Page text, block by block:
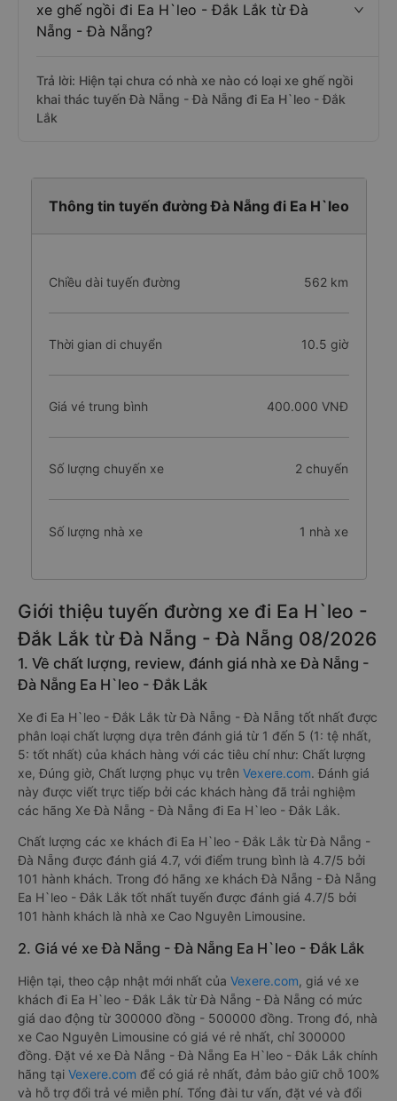
xe ghế ngồi đi Ea H`leo - Đắk Lắk từ Đà
Nẵng - Đà Nẵng?
Trả lời: Hiện tại chưa có nhà xe nào có loại xe ghế ngồi
khai thác tuyến Đà Nẵng - Đà Nẵng đi Ea H`leo - Đắk
Lắk
Thông tin tuyến đường Đà Nẵng đi Ea H`leo
Chiều dài tuyến đường 562 km
Thời gian di chuyển 10.5 giờ
Giá vé trung bình 400.000 VNĐ
Số lượng chuyến xe 2 chuyến
Số lượng nhà xe 1 nhà xe
Giới thiệu tuyến đường xe đi Ea H`leo -
Đắk Lắk từ Đà Nẵng - Đà Nẵng 08/2026
1. Về chất lượng, review, đánh giá nhà xe Đà Nẵng -
Đà Nẵng Ea H`leo - Đắk Lắk
Xe đi Ea H`leo - Đắk Lắk từ Đà Nẵng - Đà Nẵng tốt nhất được
phân loại chất lượng dựa trên đánh giá từ 1 đến 5 (1: tệ nhất,
5: tốt nhất) của khách hàng với các tiêu chí như: Chất lượng
xe, Đúng giờ, Chất lượng phục vụ trên Vexere.com. Đánh giá
này được viết trực tiếp bởi các khách hàng đã trải nghiệm
các hãng Xe Đà Nẵng - Đà Nẵng đi Ea H`leo - Đắk Lắk.
Chất lượng các xe khách đi Ea H`leo - Đắk Lắk từ Đà Nẵng -
Đà Nẵng được đánh giá 4.7, với điểm trung bình là 4.7/5 bởi
101 hành khách. Trong đó hãng xe khách Đà Nẵng - Đà Nẵng
Ea H`leo - Đắk Lắk tốt nhất tuyến được đánh giá 4.7/5 bởi
101 hành khách là nhà xe Cao Nguyên Limousine.
2. Giá vé xe Đà Nẵng - Đà Nẵng Ea H`leo - Đắk Lắk
Hiện tại, theo cập nhật mới nhất của Vexere.com, giá vé xe
khách đi Ea H`leo - Đắk Lắk từ Đà Nẵng - Đà Nẵng có mức
giá dao động từ 300000 đồng - 500000 đồng. Trong đó, nhà
xe Cao Nguyên Limousine có giá vé rẻ nhất, chỉ 300000
đồng. Đặt vé xe Đà Nẵng - Đà Nẵng Ea H`leo - Đắk Lắk chính
hãng tại Vexere.com để có giá rẻ nhất, đảm bảo giữ chỗ 100%
và hỗ trợ đổi trả vé miễn phí. Tổng đài tư vấn, đặt vé và đổi